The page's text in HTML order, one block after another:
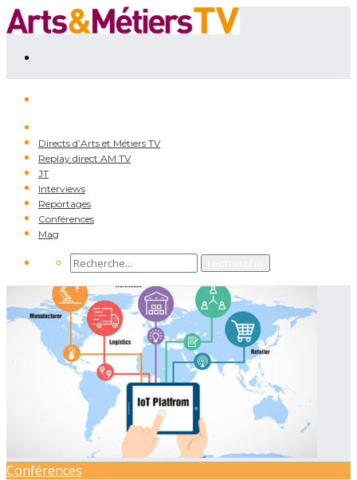
Directs d’Arts et Métiers TV
Replay direct AM TV
JT
Interviews
Reportages
Conférences
Mag
Conférences